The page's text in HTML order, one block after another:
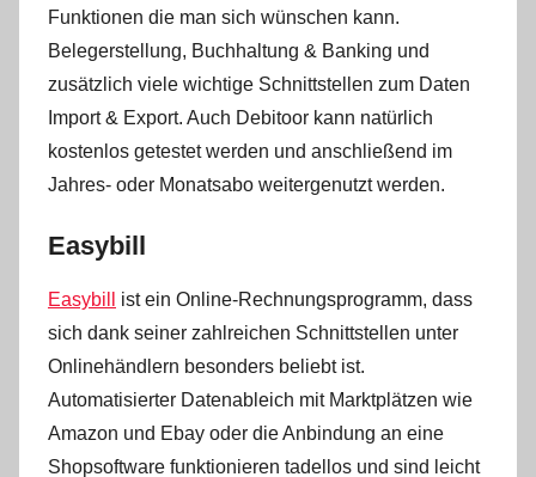
Funktionen die man sich wünschen kann.
Belegerstellung, Buchhaltung & Banking und
zusätzlich viele wichtige Schnittstellen zum Daten
Import & Export. Auch Debitoor kann natürlich
kostenlos getestet werden und anschließend im
Jahres- oder Monatsabo weitergenutzt werden.
Easybill
Easybill
ist ein Online-Rechnungsprogramm, dass
sich dank seiner zahlreichen Schnittstellen unter
Onlinehändlern besonders beliebt ist.
Automatisierter Datenableich mit Marktplätzen wie
Amazon und Ebay oder die Anbindung an eine
Shopsoftware funktionieren tadellos und sind leicht